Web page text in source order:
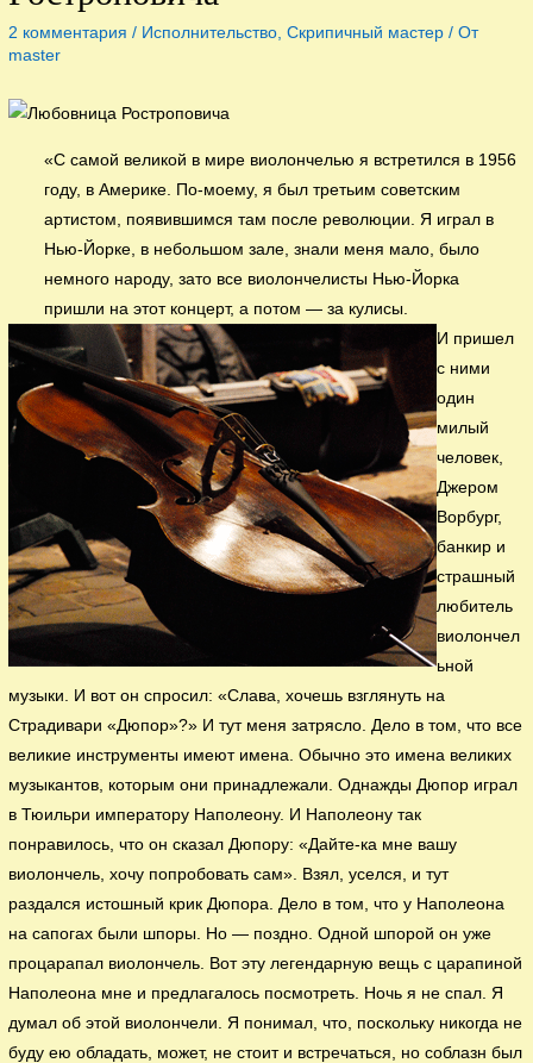
2 комментария / Исполнительство ,Скрипичный мастер / От
master
«С самой великой в мире виолончелью я встретился в 1956
году, в Америке. По-моему, я был третьим советским
артистом, появившимся там после революции. Я играл в
Нью-Йорке, в небольшом зале, знали меня мало, было
немного народу, зато все виолончелисты Нью-Йорка
пришли на этот концерт, а потом — за кулисы.
И пришел
с ними
один
милый
человек,
Джером
Ворбург,
банкир и
страшный
любитель
виолончел
ьной
музыки. И вот он спросил: «Слава, хочешь взглянуть на
Страдивари «Дюпор»?» И тут меня затрясло. Дело в том, что все
великие инструменты имеют имена. Обычно это имена великих
музыкантов, которым они принадлежали. Однажды Дюпор играл
в Тюильри императору Наполеону. И Наполеону так
понравилось, что он сказал Дюпору: «Дайте-ка мне вашу
виолончель, хочу попробовать сам». Взял, уселся, и тут
раздался истошный крик Дюпора. Дело в том, что у Наполеона
на сапогах были шпоры. Но — поздно. Одной шпорой он уже
процарапал виолончель. Вот эту легендарную вещь с царапиной
Наполеона мне и предлагалось посмотреть. Ночь я не спал. Я
думал об этой виолончели. Я понимал, что, поскольку никогда не
буду ею обладать, может, не стоит и встречаться, но соблазн был